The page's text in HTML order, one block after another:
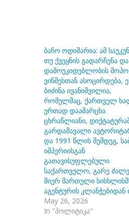
ბაჩო ოდიშარია: ამ
თუ ქვეყნის გადარჩენა და
დამოუკიდებლობის
ვინმესთან ასოცირდება,
ბიძინა ივანიშვილია,
რომელმაც, ქართველ
ერთად დაამარცხა
ცხრაწლიანი,
გარდამავალი
და 1991 წლის შემდეგ,
იმპერიისგან
გათავისუფლებული
საქართველო, გარე
მიერ მართული
აგენტურის კლანჭებიდან
May 26, 2026
In "პოლიტიკა"